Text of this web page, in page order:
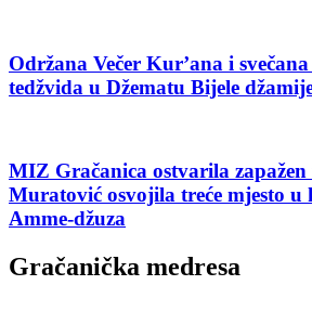
Održana Večer Kur’ana i
tedžvida u Džematu Bijele
MIZ Gračanica ostvarila
Muratović osvojila treće mjesto u
Amme-džuza
Gračanička medresa